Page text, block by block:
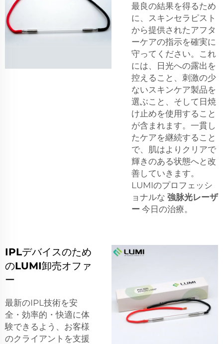
最良の結果を得るため
に、スキンセラピスト
から提供されたアフタ
ーケアの指示を確実に
守ってください。これ
には、日光への露出を
控えること、刺激の少
ないスキンケア製品を
選ぶこと、そして日焼
け止めを使用すること
が含まれます。一貫し
たケアを継続すること
で、肌はよりクリアで
輝きのある状態へと改
善していきます。
LUMIのプロフェッシ
ョナルな 強脉光レーザ
ー 今日の治療。
IPLデバイスのため
のLUMI卸売オファ
ー
最新のIPL技術を安
全・効率的・快適に体
験できるよう、お客様
のクライアントを支援